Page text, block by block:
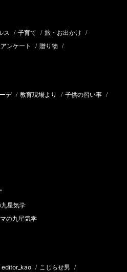
ス / 子育て / 旅・お出かけ /
ンケート / 贈り物 /
デ / 教育現場より / 子供の習い事 /
九星気学
の九星気学
editor_kao / こじらせ男 /